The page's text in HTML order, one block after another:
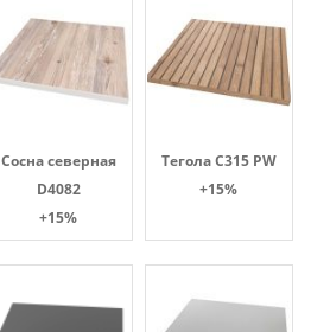
Сосна северная
D4082
+15%
Тегола С315 PW
+15%